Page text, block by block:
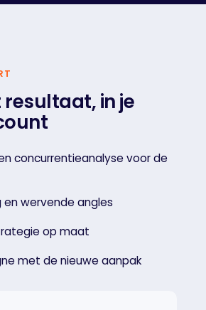
in je
concurrentieanalyse voor de
en wervende angles
op maat
met de nieuwe aanpak